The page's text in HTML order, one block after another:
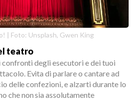
| Foto: Unsplash, Gwen King
teatro
degli esecutori e dei tuoi
Evita di parlare o cantare ad
delle confezioni, e alzarti durante lo
che non sia assolutamente